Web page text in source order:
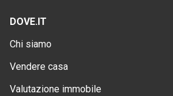
DOVE.IT
Chi siamo
Vendere casa
Valutazione immobile